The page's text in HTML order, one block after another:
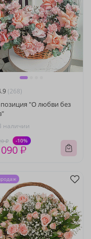
(268)
"О любви без
наличии
₽ -10%
₽